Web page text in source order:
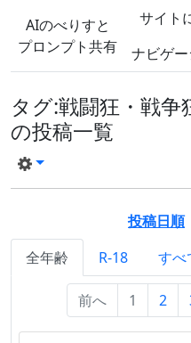
AIのべりすと
プロンプト共有
サイト
ナビゲ
タグ:戦闘狂・戦
の投稿一覧
投稿日順
全年齢
R-18 すべ
前へ 1 2